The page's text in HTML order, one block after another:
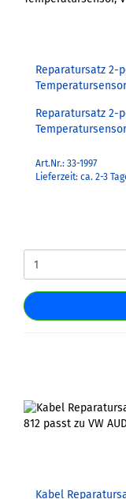
Reparatursatz 2-
Reparatursatz 2-
Art.Nr.: 33-1997
Lieferzeit: ca. 2-3
Kabel